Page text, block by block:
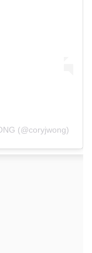
(@coryjwong)